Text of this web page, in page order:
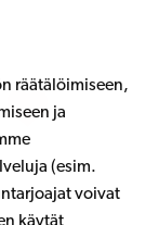
räätälöimiseen,
ja
(esim.
voivat